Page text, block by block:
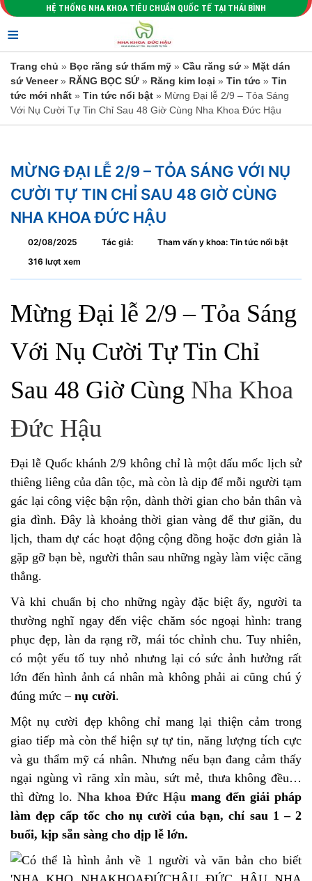
HỆ THỐNG NHA KHOA TIÊU CHUẨN QUỐC TẾ TẠI THÁI BÌNH
≡
Trang chủ » Bọc răng sứ thẩm mỹ » Cầu răng sứ» Mặt dán
sứ Veneer» RĂNG BỌC SỨ » Răng kim loại » Tin tức » Tin
tức mới nhất » Tin tức nổi bật » Mừng Đại lễ 2/9 – Tỏa Sáng
Với Nụ Cười Tự Tin Chỉ Sau 48 Giờ Cùng Nha Khoa Đức Hậu
MỪNG ĐẠI LỄ 2/9 – TỎA SÁNG VỚI NỤ
CƯỜI TỰ TIN CHỈ SAU 48 GIỜ CÙNG
NHA KHOA ĐỨC HẬU
02/08/2025 Tác giả:
Tham vấn y khoa: Tin tức nổi bật
316 lượt xem
Mừng Đại lễ 2/9 – Tỏa Sáng
Với Nụ Cười Tự Tin Chỉ
Sau 48 Giờ Cùng Nha Khoa
Đức Hậu
Đại lễ Quốc khánh 2/9 không chỉ là một dấu mốc lịch sử
thiêng liêng của dân tộc, mà còn là dịp để mỗi người tạm
gác lại công việc bận rộn, dành thời gian cho bản thân và
gia đình. Đây là khoảng thời gian vàng để thư giãn, du
lịch, tham dự các hoạt động cộng đồng hoặc đơn giản là
gặp gỡ bạn bè, người thân sau những ngày làm việc căng
thẳng.
Và khi chuẩn bị cho những ngày đặc biệt ấy, người ta
thường nghĩ ngay đến việc chăm sóc ngoại hình: trang
phục đẹp, làn da rạng rỡ, mái tóc chỉnh chu. Tuy nhiên,
có một yếu tố tuy nhỏ nhưng lại có sức ảnh hưởng rất
lớn đến hình ảnh cá nhân mà không phải ai cũng chú ý
đúng mức – nụ cười.
Một nụ cười đẹp không chỉ mang lại thiện cảm trong
giao tiếp mà còn thể hiện sự tự tin, năng lượng tích cực
và gu thẩm mỹ cá nhân. Nhưng nếu bạn đang cảm thấy
ngại ngùng vì răng xỉn màu, sứt mẻ, thưa không đều…
thì đừng lo. Nha khoa Đức Hậu mang đến giải pháp
làm đẹp cấp tốc cho nụ cười của bạn, chỉ sau 1 – 2
buổi, kịp sẵn sàng cho dịp lễ lớn.